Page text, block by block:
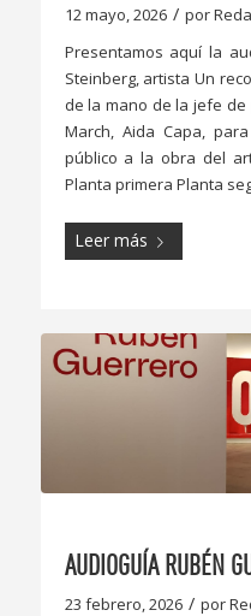
12 mayo, 2026 / por
Presentamos aquí la
Steinberg, artista Un
de la mano de la jefe de
March, Aida Capa,
público a la obra del
Planta primera Planta
Leer más
AUDIOGUÍA RUBÉN
23 febrero, 2026 / por